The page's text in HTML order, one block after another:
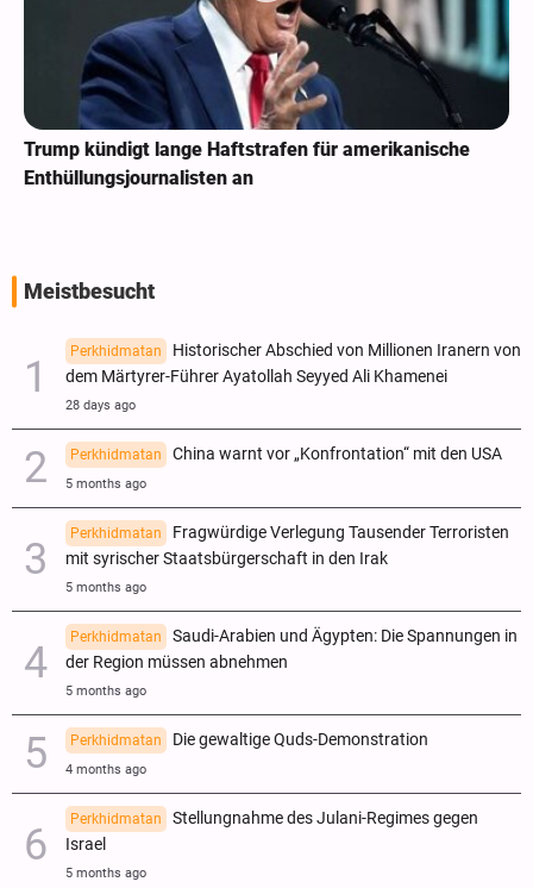
Trump kündigt lange Haftstrafen für amerikanische
Enthüllungsjournalisten an
Meistbesucht
Perkhidmatan
Historischer Abschied von Millionen Iranern von
dem Märtyrer-Führer Ayatollah Seyyed Ali Khamenei
28 days ago
Perkhidmatan China warnt vor „Konfrontation“ mit den USA
5 months ago
Perkhidmatan
Fragwürdige Verlegung Tausender Terroristen
mit syrischer Staatsbürgerschaft in den Irak
5 months ago
Perkhidmatan
Saudi-Arabien und Ägypten: Die Spannungen in
der Region müssen abnehmen
5 months ago
Perkhidmatan Die gewaltige Quds-Demonstration
4 months ago
Perkhidmatan
Stellungnahme des Julani-Regimes gegen
Israel
5 months ago